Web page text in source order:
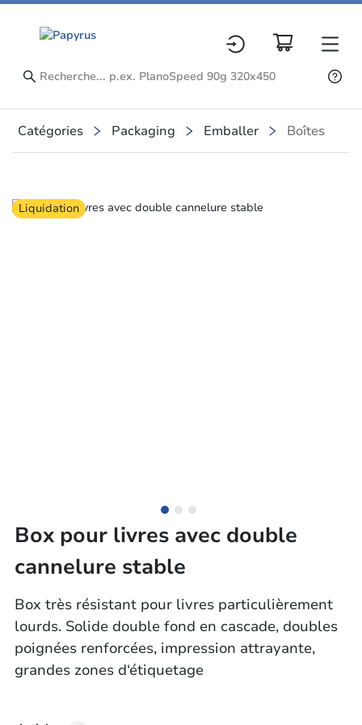
Catégories Packaging Emballer Boîtes
Liquidation
Slide 1 of 3
Box pour livres avec double
cannelure stable
Box très résistant pour livres particulièrement
lourds. Solide double fond en cascade, doubles
poignées renforcées, impression attrayante,
grandes zones d‘étiquetage